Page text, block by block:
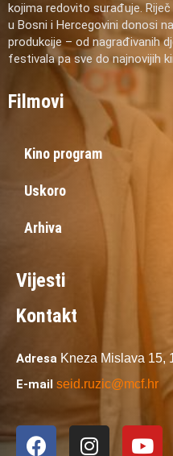
kojima redovito surađuje.
u Bosni i Hercegovini donosi
produkcije – od nagrađivanih
festivala pa sve do najnovijih
Filmovi
Kino program
Uskoro
Arhiva
Vijesti
Kontakt
Adresa Kneza Mislava 15,
E-mail seid.ruzic@mcf.hr